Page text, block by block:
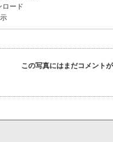
ロード
この写真にはまだコメント